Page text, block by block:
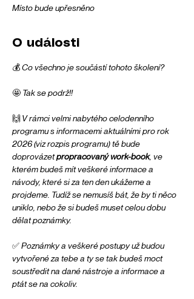
Místo bude upřesněno
O události
💰 Co všechno je součástí tohoto školení?
🤩 Tak se podrž!!
🙌 V rámci velmi nabytého celodenního
programu s informacemi aktuálními pro rok
2026 (viz rozpis programu) tě bude
doprovázet propracovaný work-book, ve
kterém budeš mít veškeré informace a
návody, které si za ten den ukážeme a
projdeme. Tudíž se nemusíš bát, že by ti něco
uniklo, nebo že si budeš muset celou dobu
dělat poznámky.
✅ Poznámky a veškeré postupy už budou
vytvořené za tebe a ty se tak budeš moct
soustředit na dané nástroje a informace a
ptát se na cokoliv.